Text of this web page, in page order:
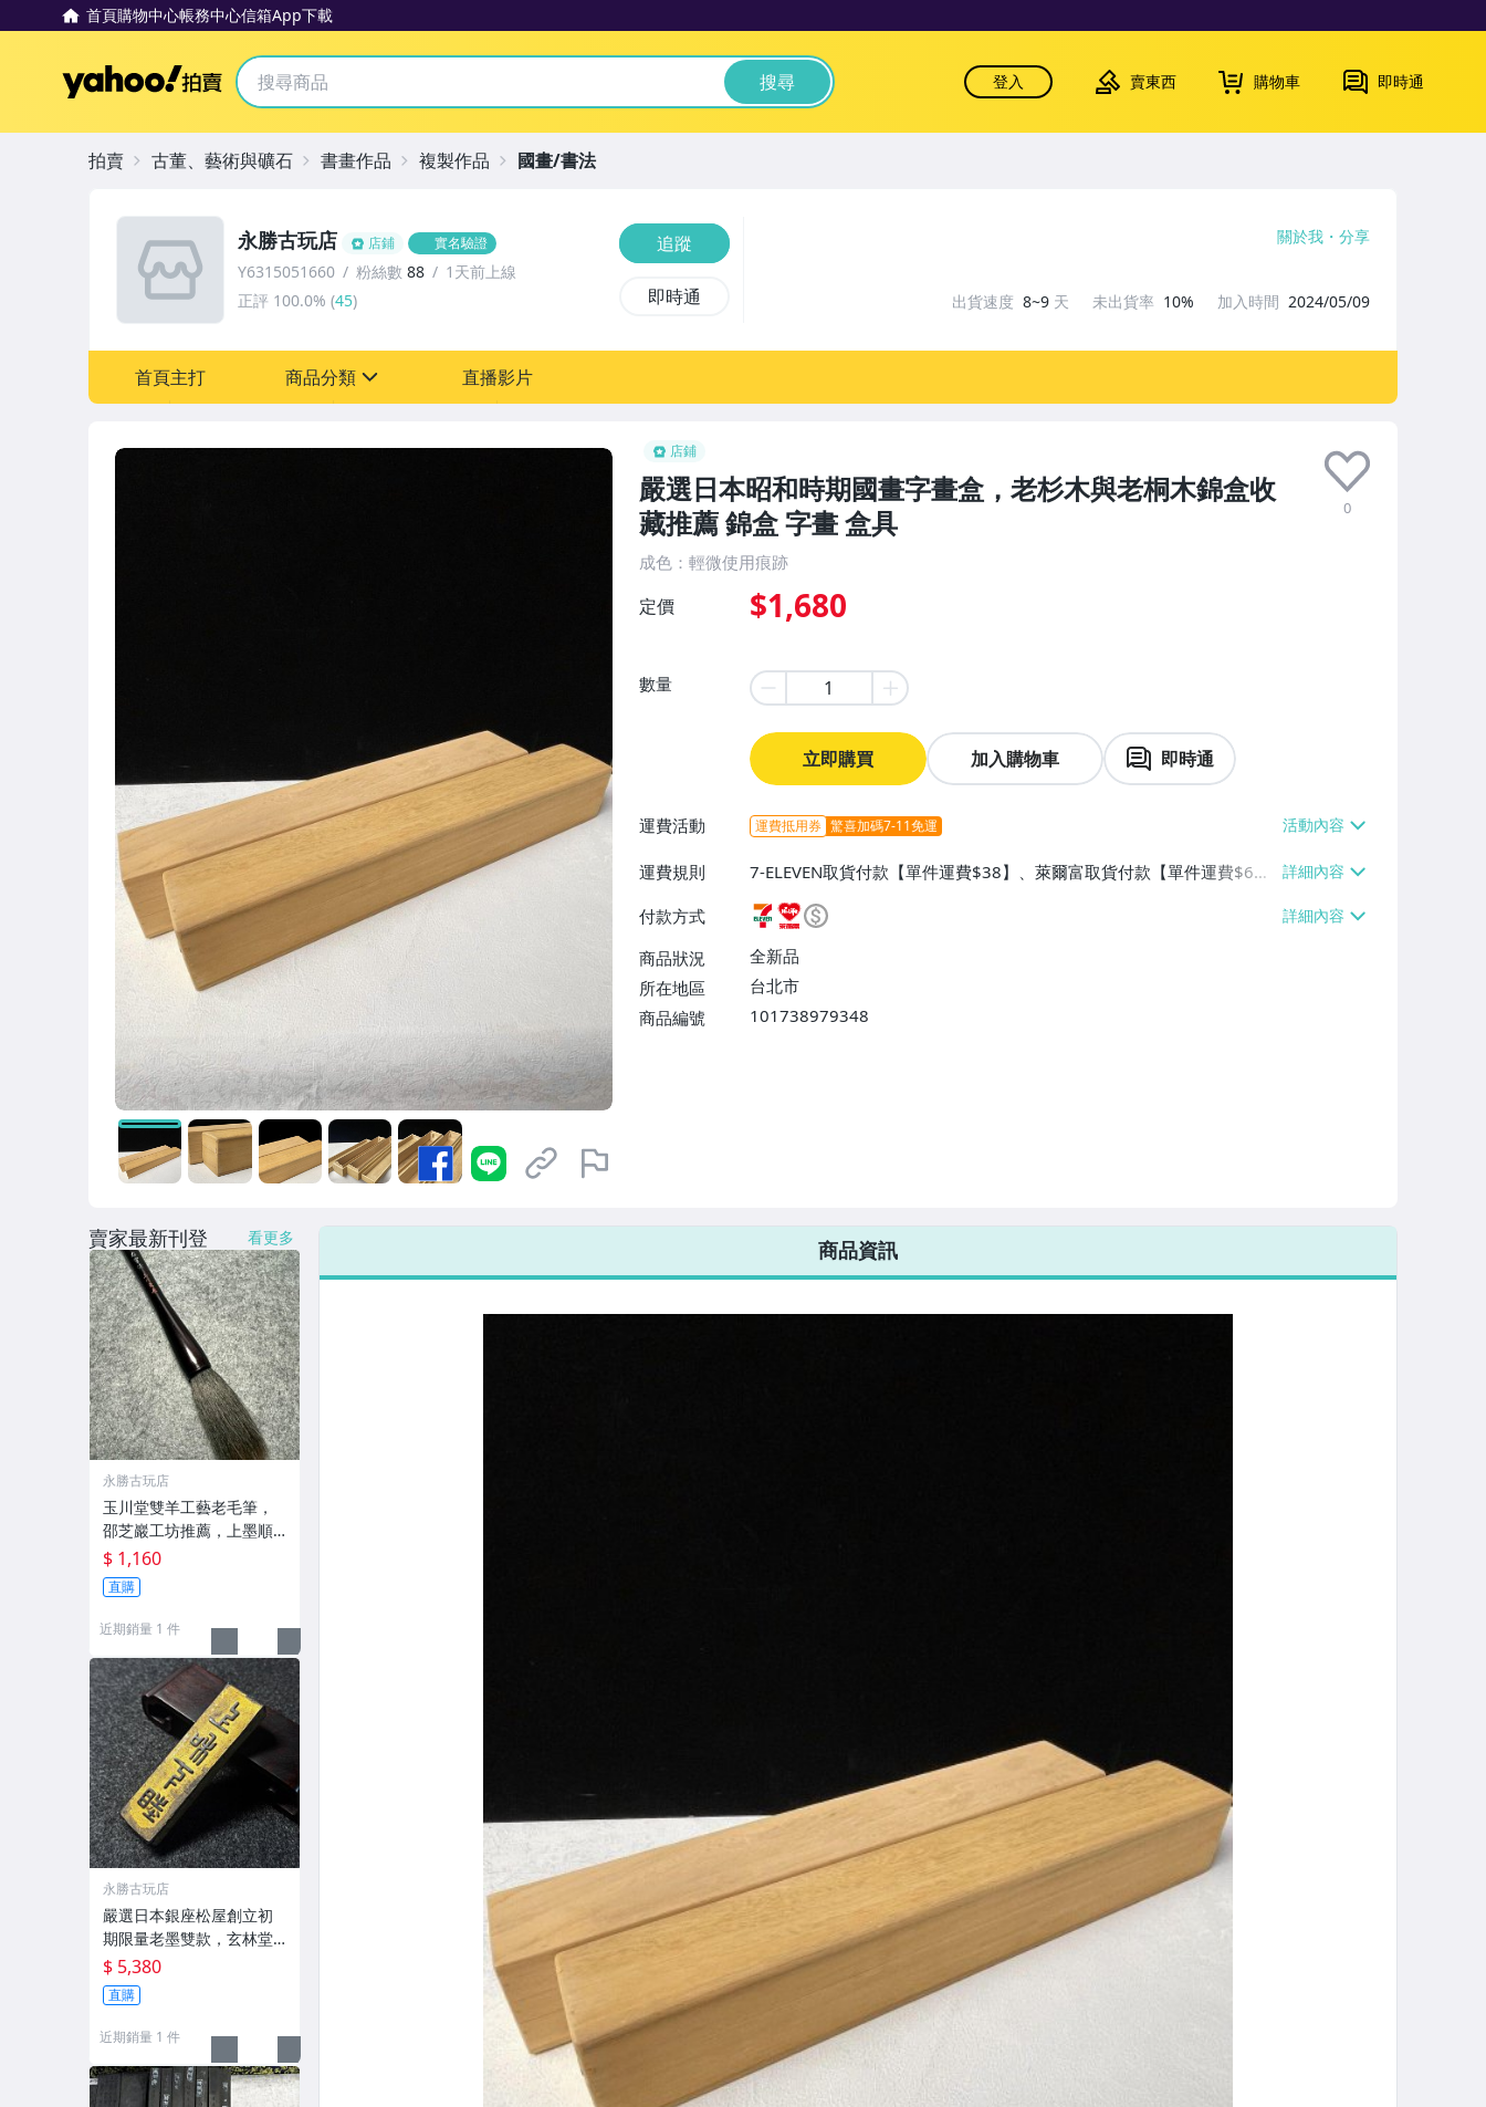
首頁購物中心帳務中心信箱App下載
Yahoo拍賣 搜尋 登入 賣東西 購物車 即時通
店鋪
嚴選日本昭和時期國畫字畫盒，老杉木與老桐木錦盒收
藏推薦 錦盒 字畫 盒具
0
成色：輕微使用痕跡
定價 $1,680
數量
立即購買 加入購物車 即時通
運費活動 運費抵用券 驚喜加碼7-11免運
運費規則
7-ELEVEN取貨付款【單件運費$38】、萊爾富取貨付款【單件運費$6
0】、宅配/貨運【單件運費$130】
付款方式
商品狀況
全新品
所在地區
台北市
商品編號
101738979348
永勝古玩店 店鋪 實名驗證
Y6315051660 粉絲數 88
1天前上線
正評 100.0% (45)
追蹤
即時通
關於我 分享
出貨速度 8~9 天 未出貨率 10% 加入時間 2024/05/09
首頁主打 商品分類 直播影片
拍賣 古董、藝術與礦石 書畫作品 複製作品 國畫/書法
商品資訊
賣家最新刊登 看更多
永勝古玩店
玉川堂雙羊工藝老毛筆，
邵芝巖工坊推薦，上墨順
滑古墨專用 老墨 冬青 老筆
$ 1,160
直購
近期銷量 1 件
永勝古玩店
嚴選日本銀座松屋創立初
期限量老墨雙款，玄林堂
專為松屋打造，重量22.5
g，適合收藏及品味民國時
期古雅文化 文房用具 民國
古墨 收藏文玩
$ 5,380
直購
近期銷量 1 件